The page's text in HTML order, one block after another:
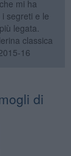
mi ha
segreti e le
legata.
classica
16
di